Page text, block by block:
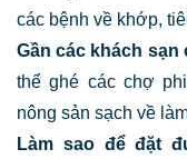
các bệnh về khớp,
Gần các khách
thể ghé các chợ
nông sản sạch về
Làm sao để đặt